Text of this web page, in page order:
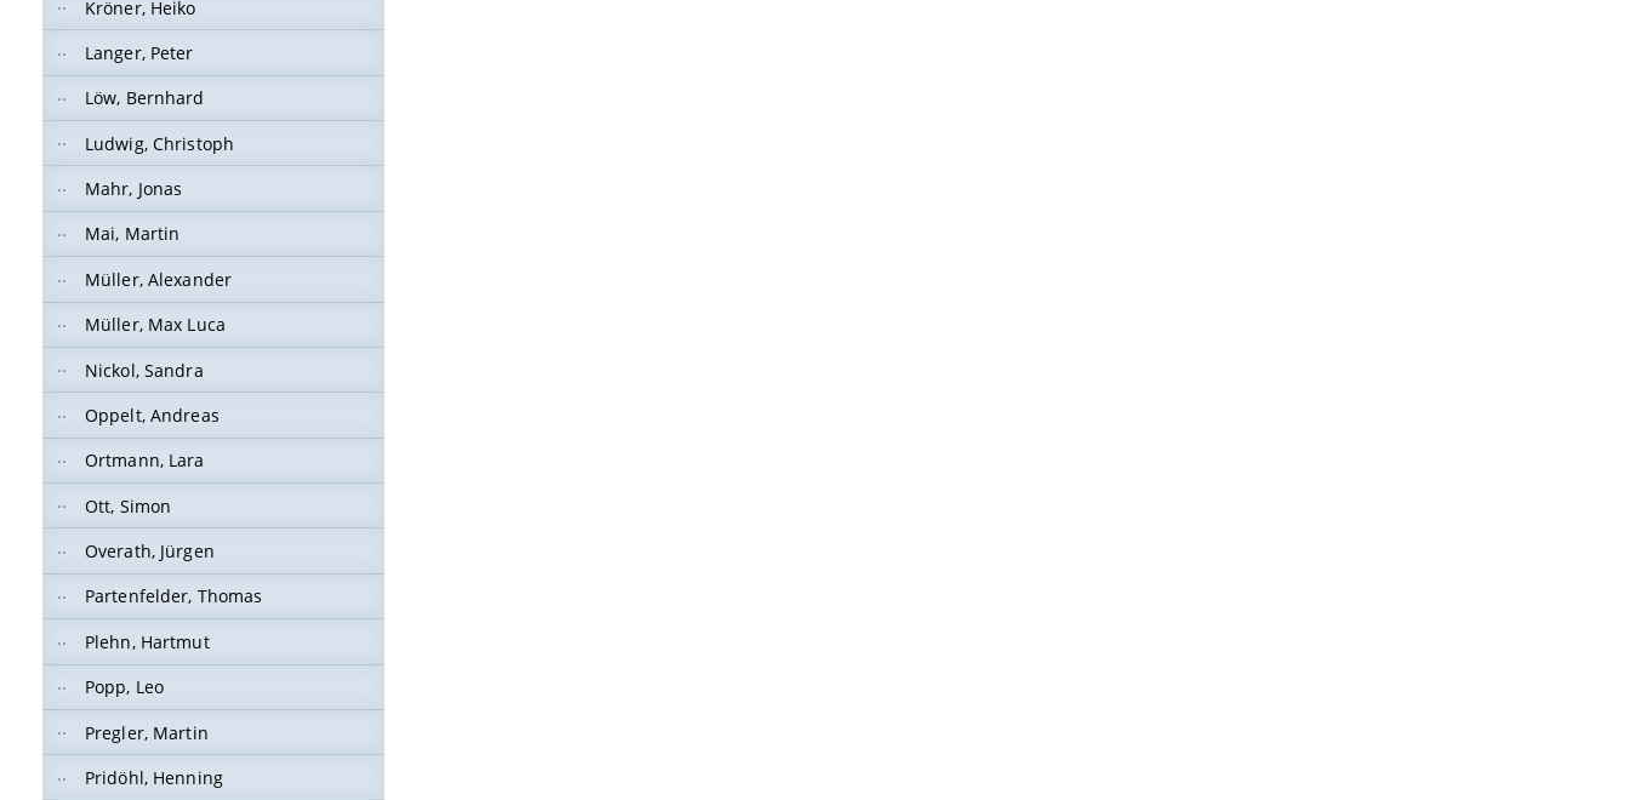
Kröner, Heiko
Langer, Peter
Löw, Bernhard
Ludwig, Christoph
Mahr, Jonas
Mai, Martin
Müller, Alexander
Müller, Max Luca
Nickol, Sandra
Oppelt, Andreas
Ortmann, Lara
Ott, Simon
Overath, Jürgen
Partenfelder, Thomas
Plehn, Hartmut
Popp, Leo
Pregler, Martin
Pridöhl, Henning